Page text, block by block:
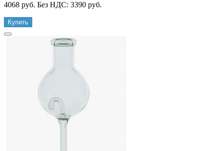
4068 руб. Без НДС: 3390 руб.
Купить